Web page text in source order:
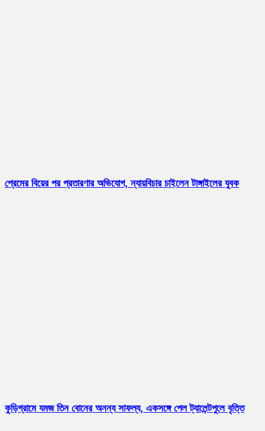
প্রেমের বিয়ের পর প্রতারণার অভিযোগ, ন্যায়বিচার চাইলেন টাঙ্গাইলের যুবক
কুড়িগ্রামে যমজ তিন বোনের অনন্য সাফল্য, একসঙ্গে পেল ট্যালেন্টপুলে বৃত্তি